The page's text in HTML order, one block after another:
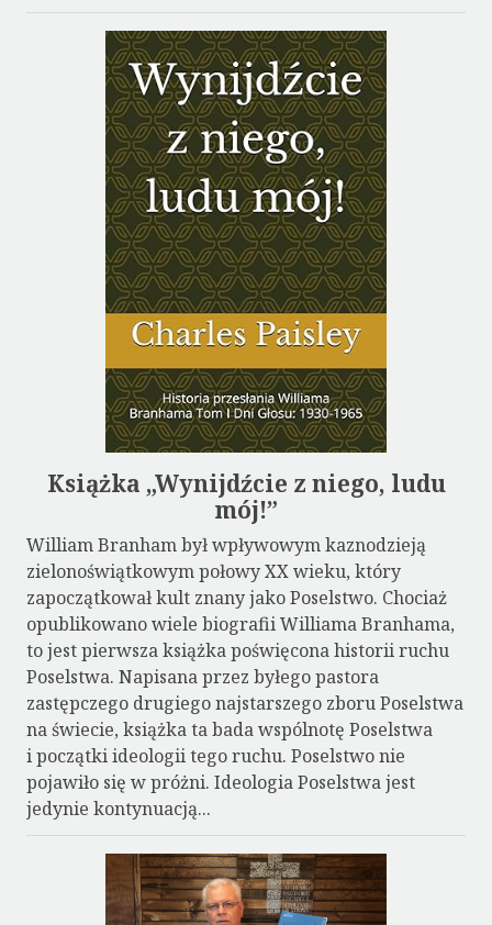
Książka „Wynijdźcie z niego, ludu
mój!”
William Branham był wpływowym kaznodzieją
zielonoświątkowym połowy XX wieku, który
zapoczątkował kult znany jako Poselstwo. Chociaż
opublikowano wiele biografii Williama Branhama,
to jest pierwsza książka poświęcona historii ruchu
Poselstwa. Napisana przez byłego pastora
zastępczego drugiego najstarszego zboru Poselstwa
na świecie, książka ta bada wspólnotę Poselstwa
i początki ideologii tego ruchu. Poselstwo nie
pojawiło się w próżni. Ideologia Poselstwa jest
jedynie kontynuacją...